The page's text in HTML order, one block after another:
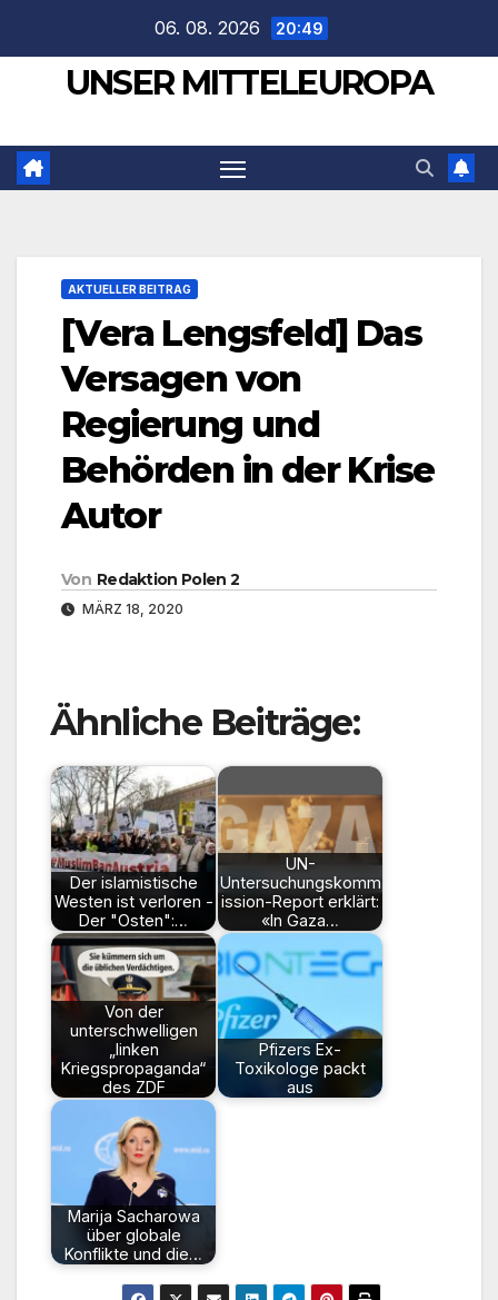
springen
06. 08. 2026 20:49
UNSER MITTELEUROPA
AKTUELLER BEITRAG
[Vera Lengsfeld] Das
Versagen von
Regierung und
Behörden in der Krise
Autor
Von Redaktion Polen 2
MÄRZ 18, 2020
Ähnliche Beiträge:
Der islamistische
Westen ist verloren -
Der "Osten":…
UN-
Untersuchungskomm
ission-Report erklärt:
«In Gaza…
Von der
unterschwelligen
„linken
Kriegspropaganda“
des ZDF
Pfizers Ex-
Toxikologe packt
aus
Marija Sacharowa
über globale
Konflikte und die…